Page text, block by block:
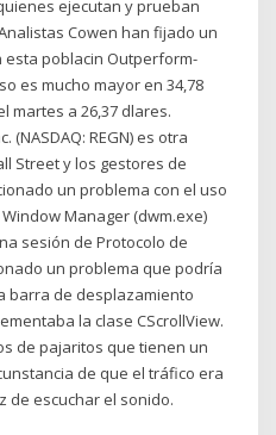
ejecutan y prueban
Cowen han fijado un
esta poblacin Outperform-
es mucho mayor en 34,78
martes a 26,37 dlares.
REGN) es otra
Street y los gestores de
un problema con el uso
Manager (dwm.exe)
sesión de Protocolo de
un problema que podría
barra de desplazamiento
la clase CScrollView.
de pajaritos que tienen un
de que el tráfico era
de escuchar el sonido.